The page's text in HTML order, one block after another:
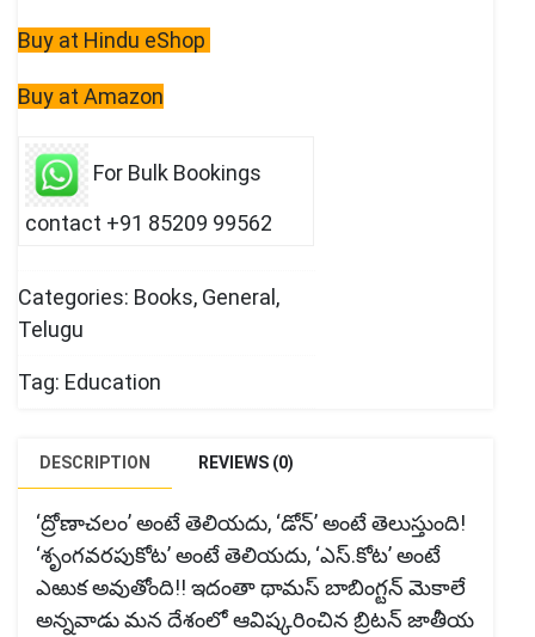
Buy at Hindu eShop
Buy at Amazon
For Bulk Bookings
contact +91 85209 99562
Categories: Books, General ,
Telugu
Tag: Education
DESCRIPTION REVIEWS (0)
‘ద్రోణాచలం’ అంటే తెలియదు, ‘డోన్’ అంటే తెలుస్తుంది!
‘శృంగవరపుకోట’ అంటే తెలియదు, ‘ఎస్.కోట’ అంటే
ఎఱుక అవుతోంది!! ఇదంతా థామస్ బాబింగ్టన్ మెకాలే
అన్నవాడు మన దేశంలో ఆవిష్కరించిన బ్రిటన్ జాతీయ